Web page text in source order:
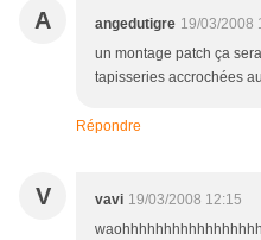
A angedutigre 19/03/2008
un montage patch ça
tapisseries accrochées
Répondre
V vavi 19/03/2008 12:15